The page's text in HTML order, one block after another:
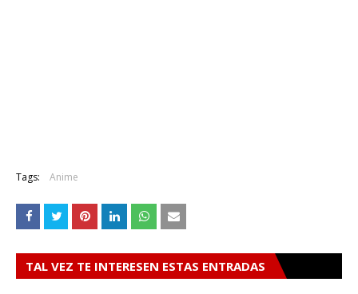
Tags: Anime
TAL VEZ TE INTERESEN ESTAS ENTRADAS